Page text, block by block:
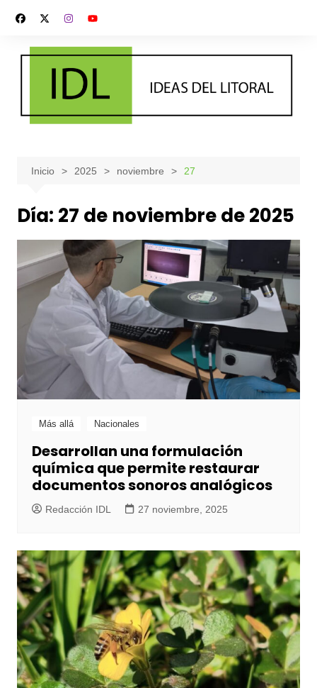
contenido
Inicio 2025 noviembre 27
Día: 27 de noviembre de 2025
Más allá Nacionales
Desarrollan una formulación
química que permite restaurar
documentos sonoros analógicos
Redacción IDL 27 noviembre, 2025